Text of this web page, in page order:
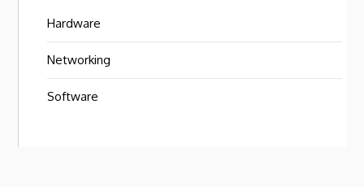
Hardware
Networking
Software